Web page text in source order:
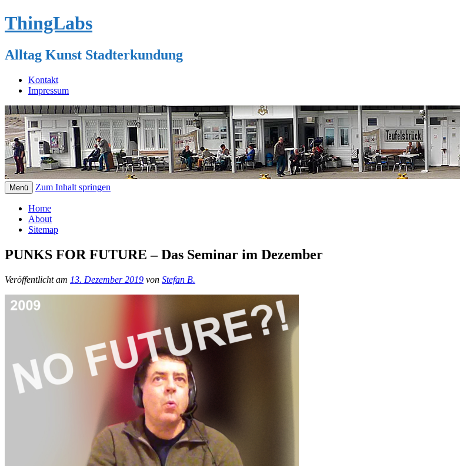
ThingLabs
Alltag Kunst Stadterkundung
Kontakt
Impressum
Menü Zum Inhalt springen
Home
About
Sitemap
PUNKS FOR FUTURE – Das Seminar im Dezember
Veröffentlicht am 13. Dezember 2019 von Stefan B.